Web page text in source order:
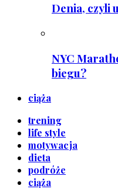
Denia, czyli
NYC
biegu?
ciąża
trening
life style
motywacja
dieta
podróże
ciąża